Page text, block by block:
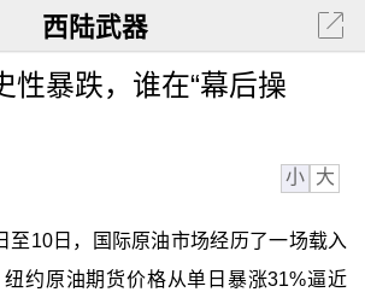
西陆武器
性暴跌，谁在“幕后操
小 大
至10日，国际原油市场经历了一场载入
约原油期货价格从单日暴涨31%逼近